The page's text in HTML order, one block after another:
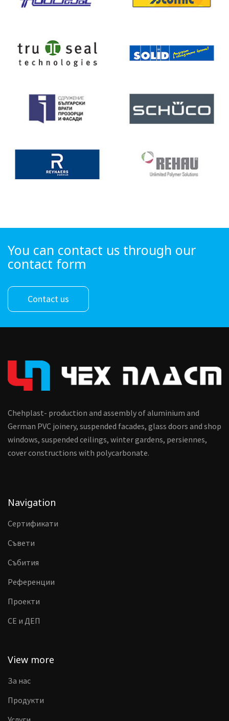
You can contact us through our
contact form
Contact us
Chehplast- production and assembly of aluminium and
German PVC joinery, suspended facades, glass doors and shop
windows, suspended ceilings, winter gardens, persiennes,
cover constructions with polycarbonate.
Navigation
Сертификати
Съвети
Събития
Референции
Проекти
CE и ДЕП
View more
За нас
Продукти